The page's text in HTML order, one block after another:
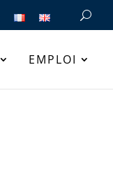
EMPLOI